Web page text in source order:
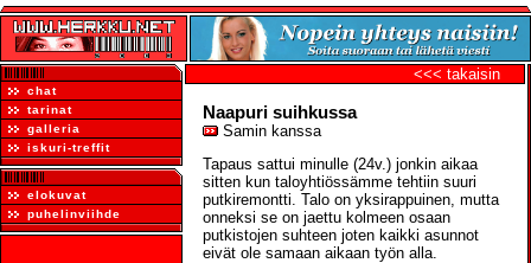
chat
tarinat
galleria
iskuri-treffit
elokuvat
puhelinviihde
<<< takaisin
Naapuri suihkussa
Samin kanssa
Tapaus sattui minulle (24v.) jonkin aikaa
sitten kun taloyhtiössämme tehtiin suuri
putkiremontti. Talo on yksirappuinen, mutta
onneksi se on jaettu kolmeen osaan
putkistojen suhteen joten kaikki asunnot
eivät ole samaan aikaan työn alla.